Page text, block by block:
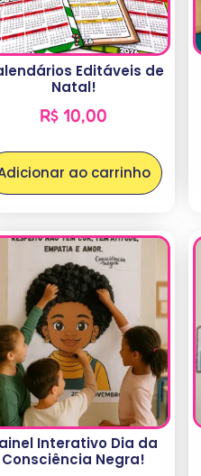
Editáveis de
Natal!
R$ 10,00
ao carrinho
Interativo Dia da
Consciência Negra!